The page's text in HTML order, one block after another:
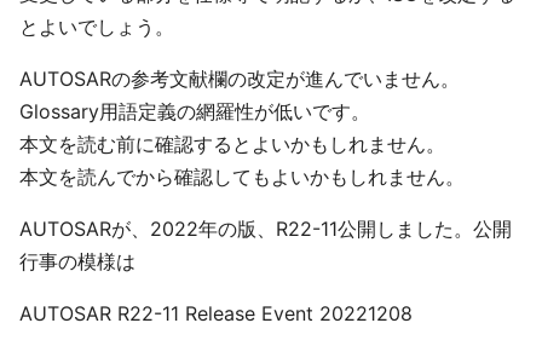
とよいでしょう。
AUTOSARの参考文献欄の改定が進んでいません。
Glossary用語定義の網羅性が低いです。
本文を読む前に確認するとよいかもしれません。
本文を読んでから確認してもよいかもしれません。
AUTOSARが、2022年の版、R22-11公開しました。公開
行事の模様は
AUTOSAR R22-11 Release Event 20221208